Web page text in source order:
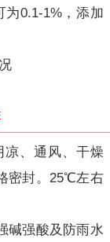
为0.1-1%，添加
、通风、干燥
密封。25℃左右
碱强酸及防雨水